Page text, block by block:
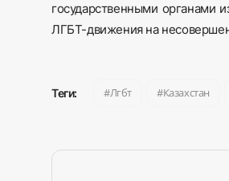
государственными органами
ЛГБТ-движения на
Теги: Лгбт Казахстан